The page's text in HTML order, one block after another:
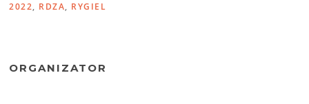
2022, RDZA, RYGIEL
ORGANIZATOR